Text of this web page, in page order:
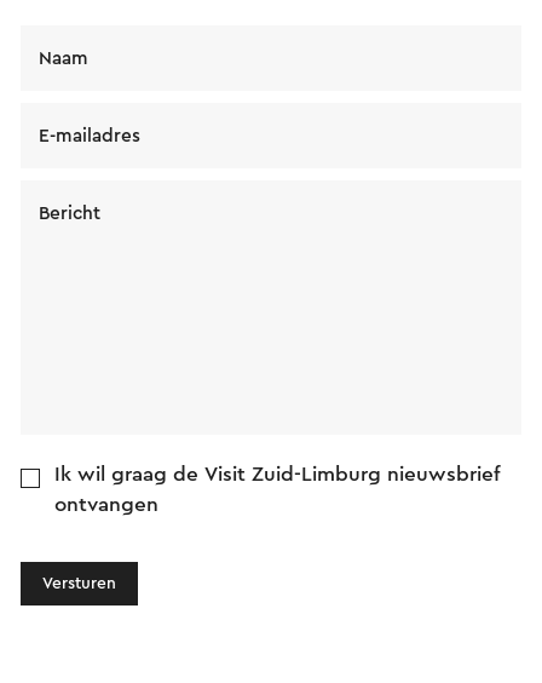
Naam
E-mailadres
Bericht
Ik wil graag de Visit Zuid-Limburg nieuwsbrief
ontvangen
Versturen